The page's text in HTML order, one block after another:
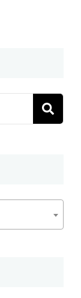
Search
for: